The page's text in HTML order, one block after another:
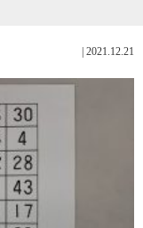
2021.12.21